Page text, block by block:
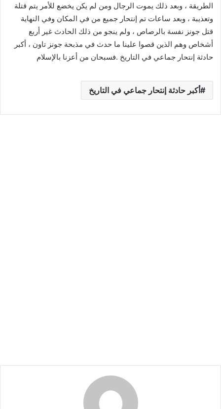
الطريقة ، وبعد ذلك يموت الرجال ومن لم يكن يخضع للأمر يتم قتلة
وتعذيبة ، وبعد ساعات تم إنتحار جميع من في المكان وفي النهاية
قتل جونز نفسة بالرصاص ، ولم ينجو من ذلك الحادث غير أربع
أشخاص وهم الذين قصوا علينا ما حدث في مذبحة جونز تاون ، أكبر
حادثة إنتحار جماعي في التاريخ .فسبحان من أعزنا بالإسلام
أكبر حادثة إنتحار جماعي في التاريخ